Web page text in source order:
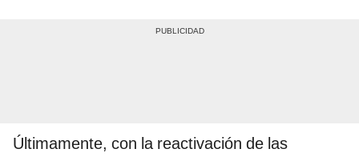
Últimamente, con la reactivación de las